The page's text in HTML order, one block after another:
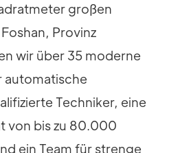
großen
Provinz
wir über 35 moderne
automatische
Techniker, eine
von bis zu 80.000
ein Team für strenge